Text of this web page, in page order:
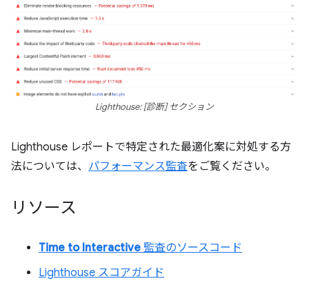
Lighthouse: [診断] セクション
Lighthouse レポートで特定された最適化案に対処する方
法については、 パフォーマンス監査をご覧ください。
リソース
Time to Interactive 監査のソースコード
Lighthouse スコアガイド